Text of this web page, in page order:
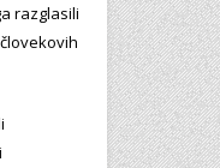
razglasili